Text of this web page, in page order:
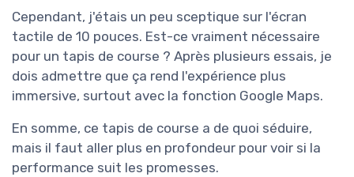
Cependant, j'étais un peu sceptique sur l'écran
tactile de 10 pouces. Est-ce vraiment nécessaire
pour un tapis de course ? Après plusieurs essais, je
dois admettre que ça rend l'expérience plus
immersive, surtout avec la fonction Google Maps.
En somme, ce tapis de course a de quoi séduire,
mais il faut aller plus en profondeur pour voir si la
performance suit les promesses.